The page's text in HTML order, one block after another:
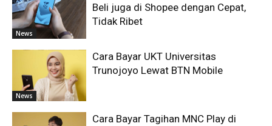
News
Beli juga di Shopee dengan Cepat,
Tidak Ribet
News
Cara Bayar UKT Universitas
Trunojoyo Lewat BTN Mobile
Cara Bayar Tagihan MNC Play di